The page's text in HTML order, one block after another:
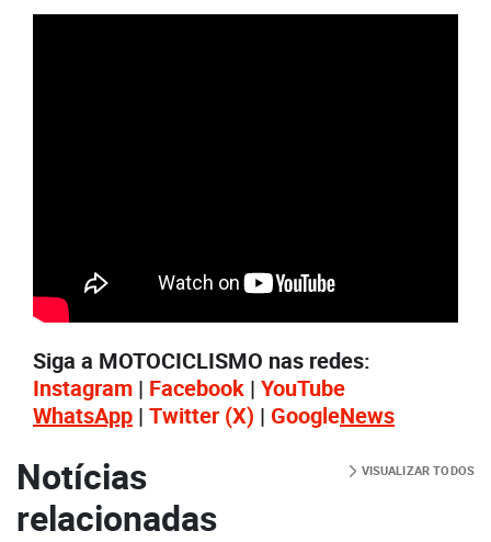
Siga a MOTOCICLISMO nas redes:
Instagram | Facebook | YouTube
WhatsApp | Twitter (X) | GoogleNews
Notícias
relacionadas
VISUALIZAR TODOS